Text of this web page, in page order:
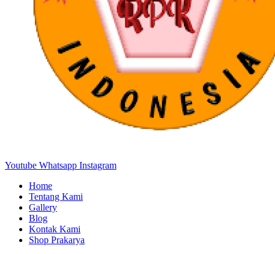
Youtube Whatsapp Instagram
Home
Tentang Kami
Gallery
Blog
Kontak Kami
Shop Prakarya